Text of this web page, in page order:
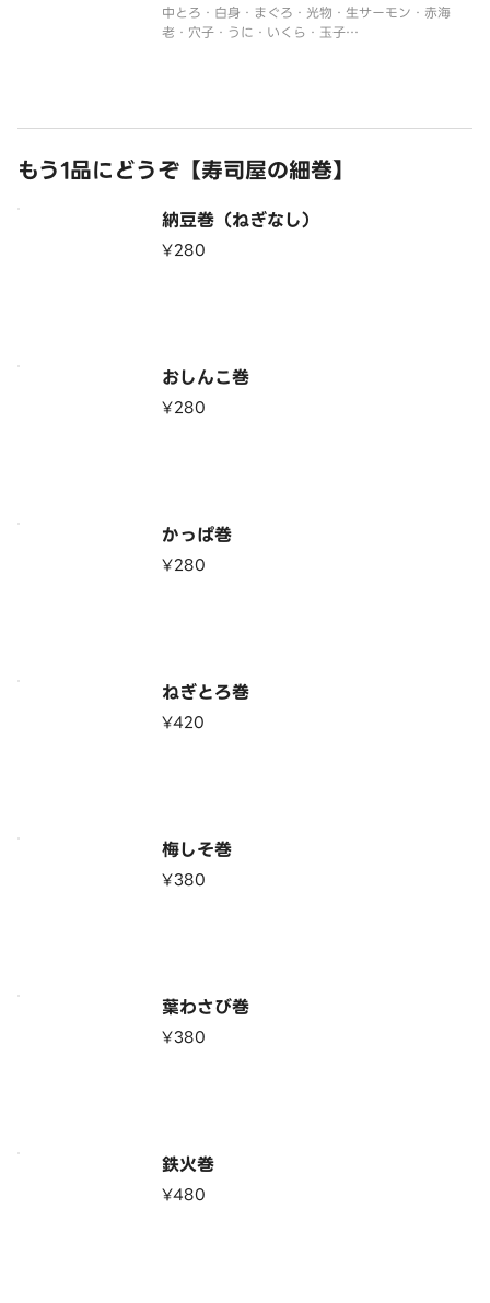
中とろ・白身・まぐろ・光物・生サーモン・赤海
老・穴子・うに・いくら・玉子
もう1品にどうぞ【寿司屋の細巻】
納豆巻（ねぎなし）
¥280
おしんこ巻
¥280
かっぱ巻
¥280
ねぎとろ巻
¥420
梅しそ巻
¥380
葉わさび巻
¥380
鉄火巻
¥480